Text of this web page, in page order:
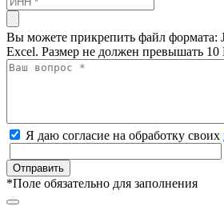
Вы можете прикрепить файл формата:
Excel. Размер не должен превышать
Я даю согласие на обработку своих
*Поле обязательно для заполнения